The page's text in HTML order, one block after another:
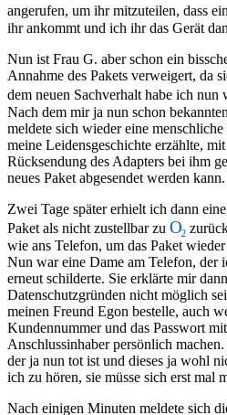
angerufen, um ihr mitzuteilen, dass
ihr ankommt und ich ihr das Gerät
Nun ist Frau G. aber schon ein
Annahme des Pakets verweigert, da
dem neuen Sachverhalt habe ich nun
Nach dem mir ja nun schon
meldete sich wieder eine
meine Leidensgeschichte erzählte,
Rücksendung des Adapters bei ihm
neues Paket abgesendet werden kann.
Zwei Tage später erhielt ich dann
Paket als nicht zustellbar zu
wie ans Telefon, um das Paket
Nun war eine Dame am Telefon, der
erneut schilderte. Sie erklärte mir
Datenschutzgründen nicht möglich
meinen Freund Egon bestelle, auch
Kundennummer und das Passwort
Anschlussinhaber persönlich
der ja nun tot ist und dieses ja wohl
ich zu hören, sie müsse sich erst mal
Nach einigen Minuten meldete sich